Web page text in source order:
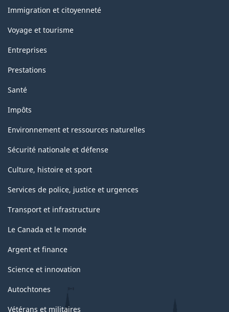
sujets
Immigration et citoyenneté
Voyage et tourisme
Entreprises
Prestations
Santé
Impôts
Environnement et ressources naturelles
Sécurité nationale et défense
Culture, histoire et sport
Services de police, justice et urgences
Transport et infrastructure
Le Canada et le monde
Argent et finance
Science et innovation
Autochtones
Vétérans et militaires